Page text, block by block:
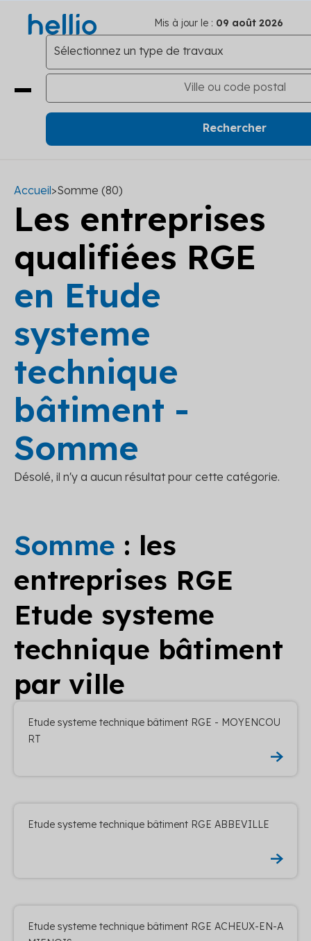
Mis à jour le : 09 août 2026
Accueil>Somme (80)
Les entreprises
qualifiées RGE
en Etude
systeme
technique
bâtiment -
Somme
Désolé, il n'y a aucun résultat pour cette catégorie.
Somme : les
entreprises RGE
Etude systeme
technique bâtiment
par ville
Etude systeme technique bâtiment RGE - MOYENCOU
RT
Etude systeme technique bâtiment RGE ABBEVILLE
Etude systeme technique bâtiment RGE ACHEUX-EN-A